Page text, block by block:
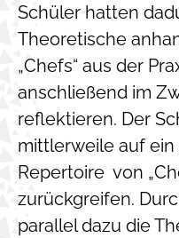
Schüler hatten
Theoretische
„Chefs“ aus der
anschließend im
reflektieren. Der
mittlerweile auf
Repertoire von
zurückgreifen.
parallel dazu die